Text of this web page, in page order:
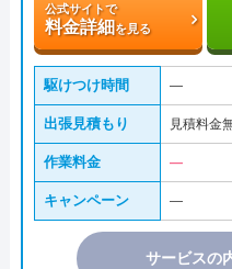
公式サイトで
料金詳細を見る
駆けつけ時間 ―
出張見積もり 見積料金
作業料金 ―
キャンペーン ―
サービスの